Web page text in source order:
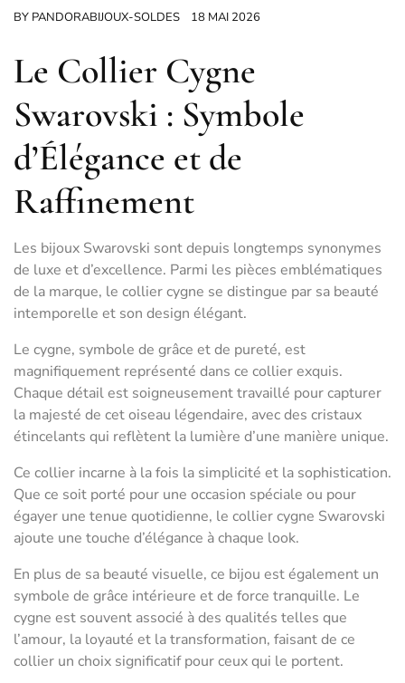
BY PANDORABIJOUX-SOLDES 18 MAI 2026
Le Collier Cygne
Swarovski : Symbole
d’Élégance et de
Raffinement
Les bijoux Swarovski sont depuis longtemps synonymes
de luxe et d’excellence. Parmi les pièces emblématiques
de la marque, le collier cygne se distingue par sa beauté
intemporelle et son design élégant.
Le cygne, symbole de grâce et de pureté, est
magnifiquement représenté dans ce collier exquis.
Chaque détail est soigneusement travaillé pour capturer
la majesté de cet oiseau légendaire, avec des cristaux
étincelants qui reflètent la lumière d’une manière unique.
Ce collier incarne à la fois la simplicité et la sophistication.
Que ce soit porté pour une occasion spéciale ou pour
égayer une tenue quotidienne, le collier cygne Swarovski
ajoute une touche d’élégance à chaque look.
En plus de sa beauté visuelle, ce bijou est également un
symbole de grâce intérieure et de force tranquille. Le
cygne est souvent associé à des qualités telles que
l’amour, la loyauté et la transformation, faisant de ce
collier un choix significatif pour ceux qui le portent.